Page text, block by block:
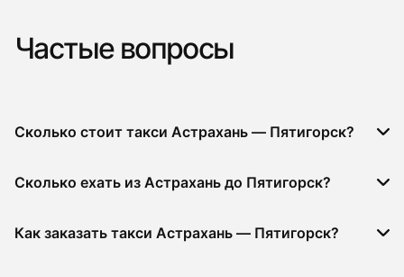
Частые вопросы
Сколько стоит такси Астрахань — Пятигорск?
Сколько ехать из Астрахань до Пятигорск?
Как заказать такси Астрахань — Пятигорск?